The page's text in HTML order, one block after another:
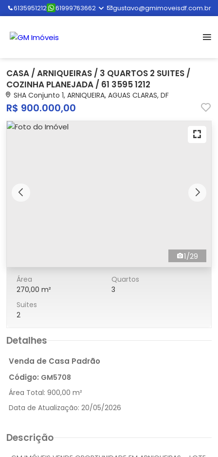
6135951212 61999763662 gustavo@gmimoveisdf.com.br
CASA / ARNIQUEIRAS / 3 QUARTOS 2 SUITES /
COZINHA PLANEJADA / 61 3595 1212
SHA Conjunto 1, ARNIQUEIRA, AGUAS CLARAS, DF
R$ 900.000,00
1/29
Área
270,00 m²
Quartos
3
Suites
2
Detalhes
Venda de Casa Padrão
Código: GM5708
Área Total: 900,00 m²
Data de Atualização: 20/05/2026
Descrição